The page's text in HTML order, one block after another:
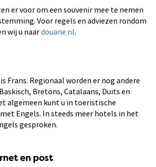
er voor om een souvenir mee te nemen
Voor regels en adviezen rondom
wij u naardouane.nl.
Frans. Regionaal worden er nog andere
Bretons, Catalaans, Duits en
algemeen kunt u in toeristische
Engels. In steeds meer hotels in het
gesproken.
en post